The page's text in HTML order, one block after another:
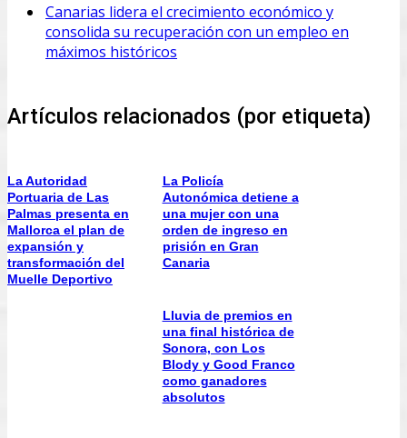
Canarias lidera el crecimiento económico y
consolida su recuperación con un empleo en
máximos históricos
Artículos relacionados (por etiqueta)
La Autoridad
Portuaria de Las
Palmas presenta en
Mallorca el plan de
expansión y
transformación del
Muelle Deportivo
La Policía
Autonómica detiene a
una mujer con una
orden de ingreso en
prisión en Gran
Canaria
Lluvia de premios en
una final histórica de
Sonora, con Los
Blody y Good Franco
como ganadores
absolutos